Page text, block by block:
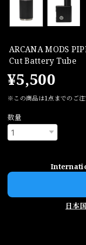
ARCANA MODS
Cut Battery Tube
¥5,500
※この商品は1点までのご注
数量
日本